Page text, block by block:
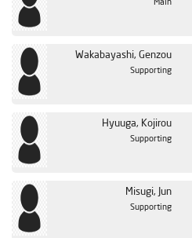
Main
Wakabayashi, Genzou
Supporting
Hyuuga, Kojirou
Supporting
Misugi, Jun
Supporting